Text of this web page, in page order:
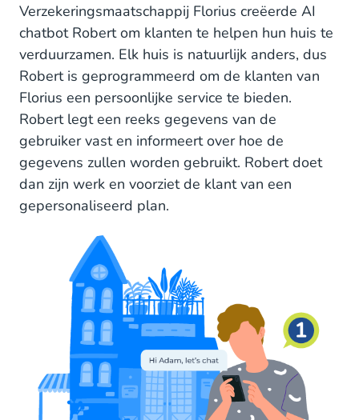
Verzekeringsmaatschappij Florius creëerde AI
chatbot Robert om klanten te helpen hun huis te
verduurzamen. Elk huis is natuurlijk anders, dus
Robert is geprogrammeerd om de klanten van
Florius een persoonlijke service te bieden.
Robert legt een reeks gegevens van de
gebruiker vast en informeert over hoe de
gegevens zullen worden gebruikt. Robert doet
dan zijn werk en voorziet de klant van een
gepersonaliseerd plan.